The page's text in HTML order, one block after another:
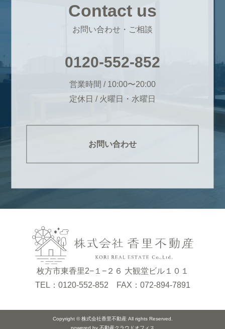
Contact us
お問い合わせ・ご相談
0120-552-852
営業時間 / 10:00〜20:00
定休日 / 火曜日・水曜日
お問い合わせ
枚方市東香里2−１−２６ 大観堂ビル１０１
TEL：0120-552-852 FAX：072-894-7891
Copyright © 株式会社香里不動産 All rights Reserved.
powered by 不動産クラウドオフィス